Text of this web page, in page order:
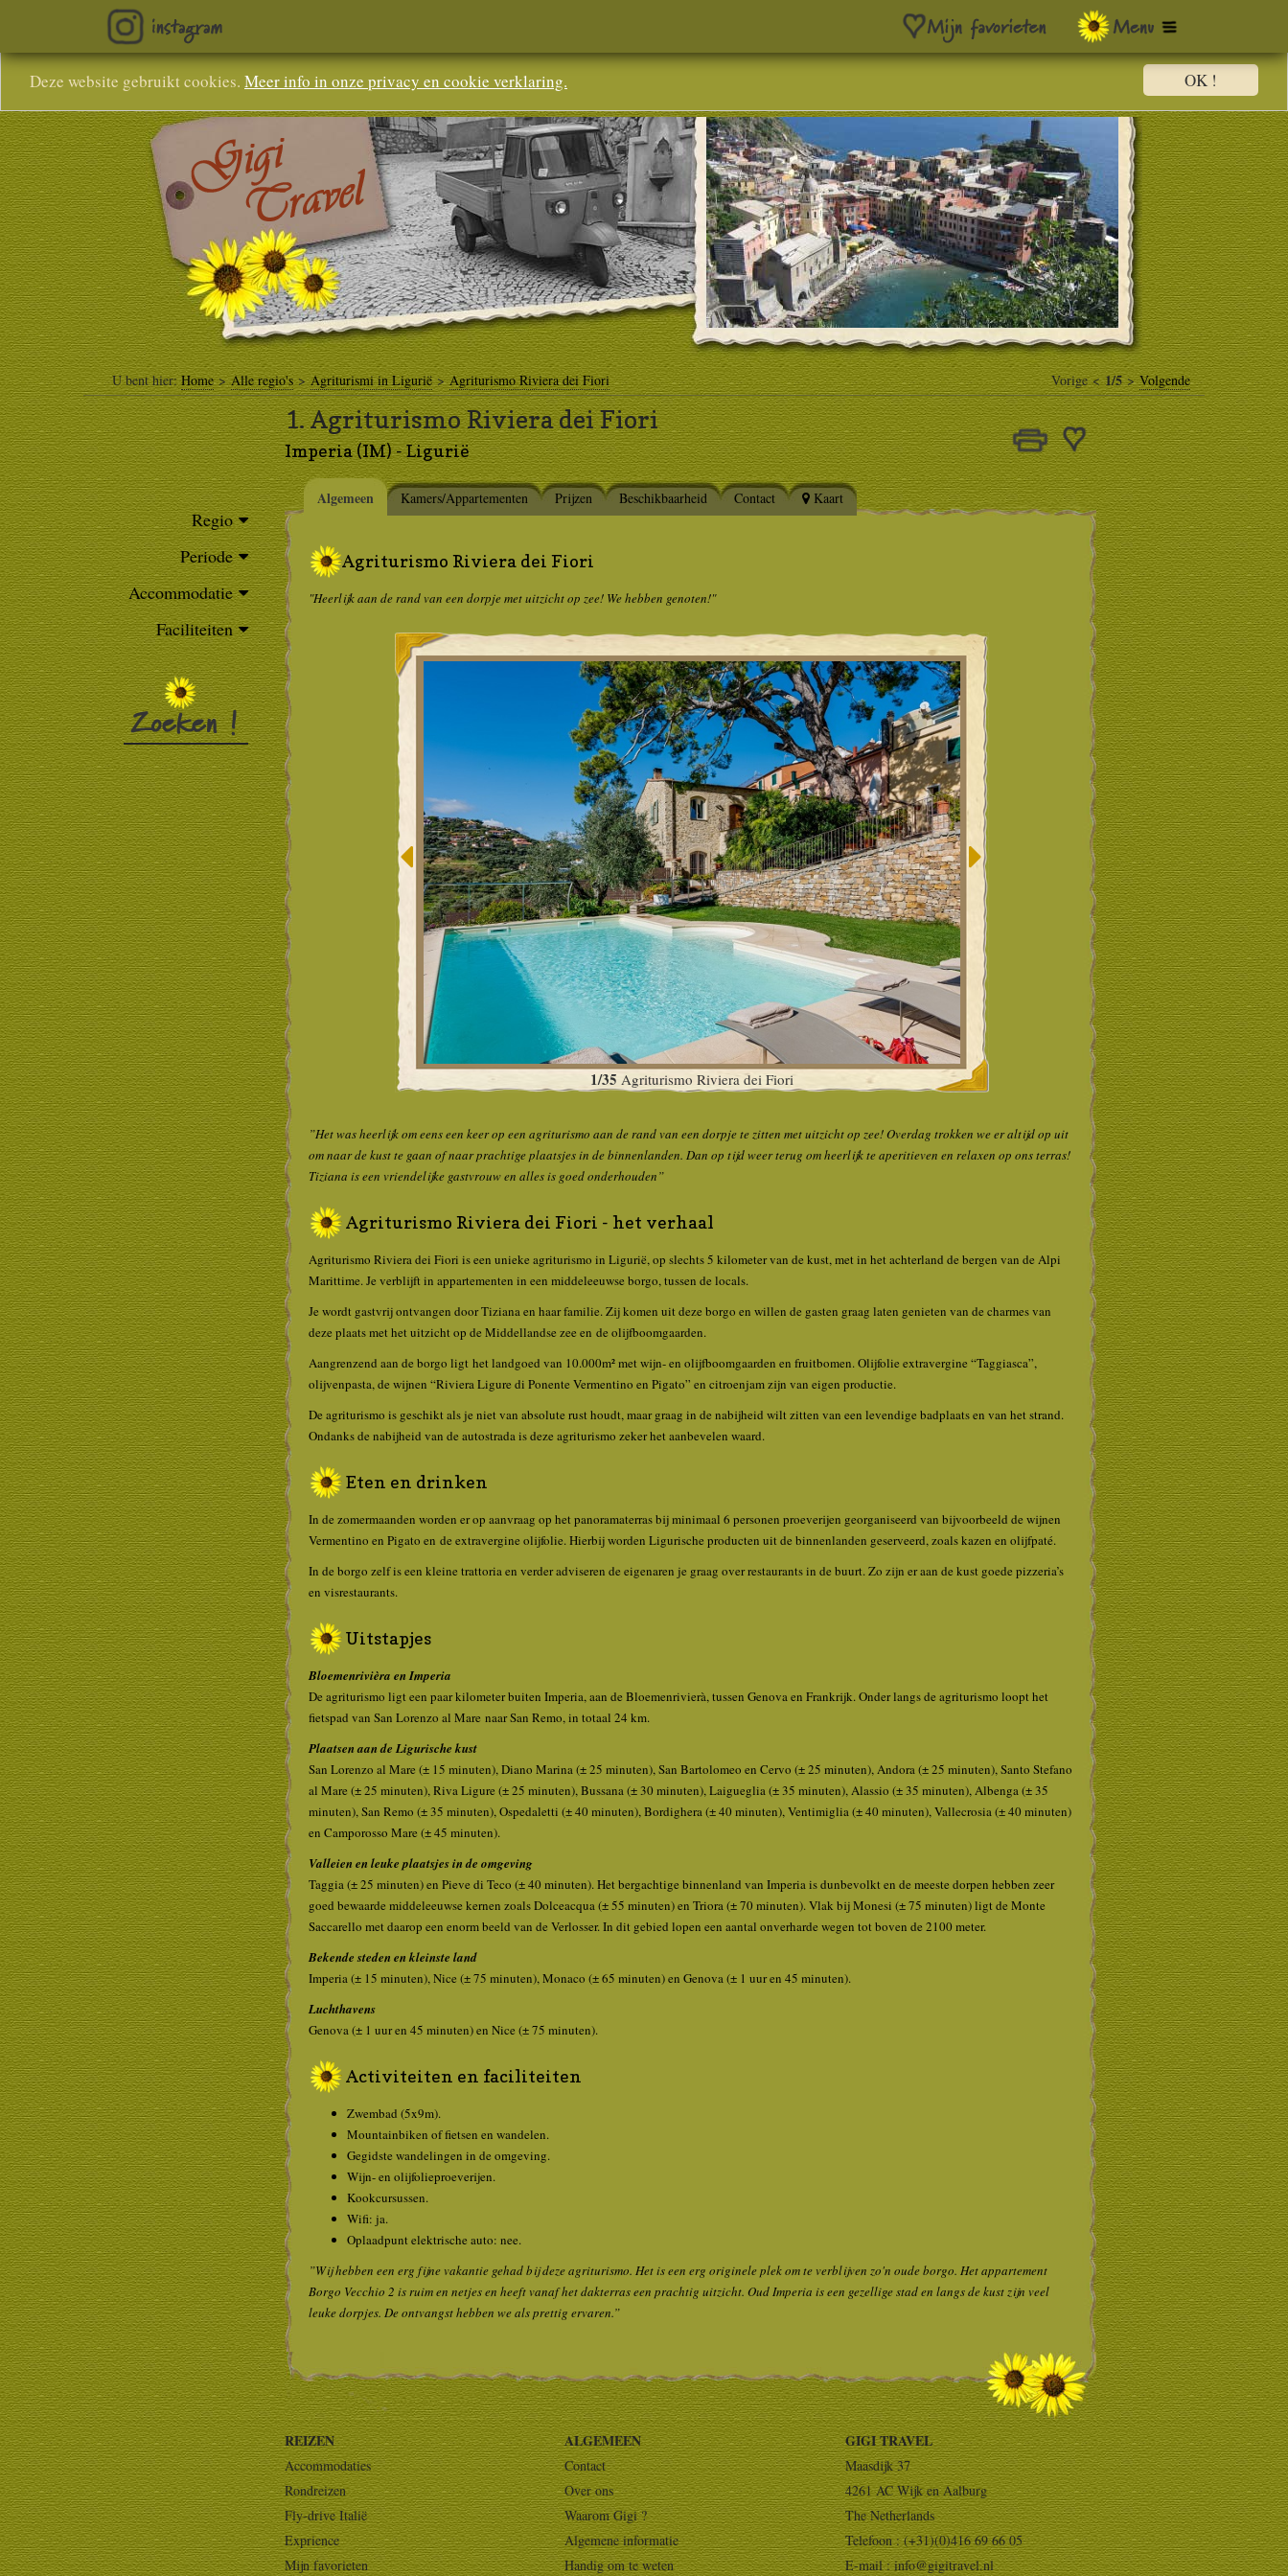
OK !
Deze website gebruikt cookies. Meer info in onze privacy en cookie verklaring.
Vorige <1/5>Volgende
U bent hier:Home>Alle regio's>Agriturismi in Ligurië>Agriturismo Riviera dei Fiori
Regio
Periode
Accommodatie
Faciliteiten
1.Agriturismo Riviera dei Fiori
Imperia (IM) - Ligurië
Algemeen Kamers/Appartementen Prijzen Beschikbaarheid Contact Kaart
Agriturismo Riviera dei Fiori
"Heerlijk aan de rand van een dorpje met uitzicht op zee! We hebben genoten!"
1/35 Agriturismo Riviera dei Fiori
”Het was heerlijk om eens een keer op een agriturismo aan de rand van een dorpje te zitten met uitzicht op zee! Overdag trokken we er altijd op uit
om naar de kust te gaan of naar prachtige plaatsjes in de binnenlanden. Dan op tijd weer terug om heerlijk te aperitieven en relaxen op ons terras!
Tiziana is een vriendelijke gastvrouw en alles is goed onderhouden”
Agriturismo Riviera dei Fiori - het verhaal
Agriturismo Riviera dei Fiori is een unieke agriturismo in Ligurië, op slechts 5 kilometer van de kust, met in het achterland de bergen van de Alpi
Marittime. Je verblijft in appartementen in een middeleeuwse borgo, tussen de locals.
Je wordt gastvrij ontvangen door Tiziana en haar familie. Zij komen uit deze borgo en willen de gasten graag laten genieten van de charmes van
deze plaats met het uitzicht op de Middellandse zee en de olijfboomgaarden.
Aangrenzend aan de borgo ligt het landgoed van 10.000m² met wijn- en olijfboomgaarden en fruitbomen. Olijfolie extravergine “Taggiasca”,
olijvenpasta, de wijnen “Riviera Ligure di Ponente Vermentino en Pigato” en citroenjam zijn van eigen productie.
De agriturismo is geschikt als je niet van absolute rust houdt, maar graag in de nabijheid wilt zitten van een levendige badplaats en van het strand.
Ondanks de nabijheid van de autostrada is deze agriturismo zeker het aanbevelen waard.
Eten en drinken
In de zomermaanden worden er op aanvraag op het panoramaterras bij minimaal 6 personen proeverijen georganiseerd van bijvoorbeeld de wijnen
Vermentino en Pigato en de extravergine olijfolie. Hierbij worden Ligurische producten uit de binnenlanden geserveerd, zoals kazen en olijfpaté.
In de borgo zelf is een kleine trattoria en verder adviseren de eigenaren je graag over restaurants in de buurt. Zo zijn er aan de kust goede pizzeria’s
en visrestaurants.
Uitstapjes
Bloemenrivièra en Imperia
De agriturismo ligt een paar kilometer buiten Imperia, aan de Bloemenrivierà, tussen Genova en Frankrijk. Onder langs de agriturismo loopt het
fietspad van San Lorenzo al Mare naar San Remo, in totaal 24 km.
Plaatsen aan de Ligurische kust
San Lorenzo al Mare (± 15 minuten), Diano Marina (± 25 minuten), San Bartolomeo en Cervo (± 25 minuten), Andora (± 25 minuten), Santo Stefano
al Mare (± 25 minuten), Riva Ligure (± 25 minuten), Bussana (± 30 minuten), Laigueglia (± 35 minuten), Alassio (± 35 minuten), Albenga (± 35
minuten), San Remo (± 35 minuten), Ospedaletti (± 40 minuten), Bordighera (± 40 minuten), Ventimiglia (± 40 minuten), Vallecrosia (± 40 minuten)
en Camporosso Mare (± 45 minuten).
Valleien en leuke plaatsjes in de omgeving
Taggia (± 25 minuten) en Pieve di Teco (± 40 minuten). Het bergachtige binnenland van Imperia is dunbevolkt en de meeste dorpen hebben zeer
goed bewaarde middeleeuwse kernen zoals Dolceacqua (± 55 minuten) en Triora (± 70 minuten). Vlak bij Monesi (± 75 minuten) ligt de Monte
Saccarello met daarop een enorm beeld van de Verlosser. In dit gebied lopen een aantal onverharde wegen tot boven de 2100 meter.
Bekende steden en kleinste land
Imperia (± 15 minuten), Nice (± 75 minuten), Monaco (± 65 minuten) en Genova (± 1 uur en 45 minuten).
Luchthavens
Genova (± 1 uur en 45 minuten) en Nice (± 75 minuten).
Activiteiten en faciliteiten
Zwembad (5x9m).
Mountainbiken of fietsen en wandelen.
Gegidste wandelingen in de omgeving.
Wijn- en olijfolieproeverijen.
Kookcursussen.
Wifi: ja.
Oplaadpunt elektrische auto: nee.
”Wij hebben een erg fijne vakantie gehad bij deze agriturismo. Het is een erg originele plek om te verblijven zo'n oude borgo. Het appartement
Borgo Vecchio 2 is ruim en netjes en heeft vanaf het dakterras een prachtig uitzicht. Oud Imperia is een gezellige stad en langs de kust zijn veel
leuke dorpjes. De ontvangst hebben we als prettig ervaren.”
REIZEN
Accommodaties
Rondreizen
Fly-drive Italië
Exprience
Mijn favorieten
ALGEMEEN
Contact
Over ons
Waarom Gigi ?
Algemene informatie
Handig om te weten
GIGI TRAVEL
Maasdijk 37
4261 AC Wijk en Aalburg
The Netherlands
Telefoon : (+31)(0)416 69 66 05
E-mail :info@gigitravel.nl